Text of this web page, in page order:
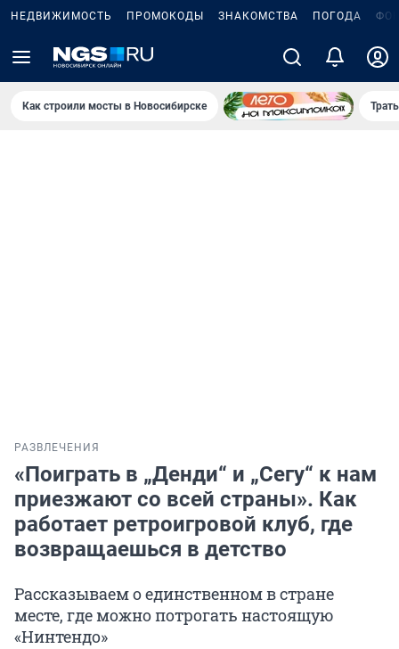
НЕДВИЖИМОСТЬ ПРОМОКОДЫ ЗНАКОМСТВА ПОГОДА
Как строили мосты в Новосибирске
РАЗВЛЕЧЕНИЯ
«Поиграть в „Денди“ и „Сегу“ к нам
приезжают со всей страны». Как
работает ретроигровой клуб, где
возвращаешься в детство
Рассказываем о единственном в стране
месте, где можно потрогать настоящую
«Нинтендо»